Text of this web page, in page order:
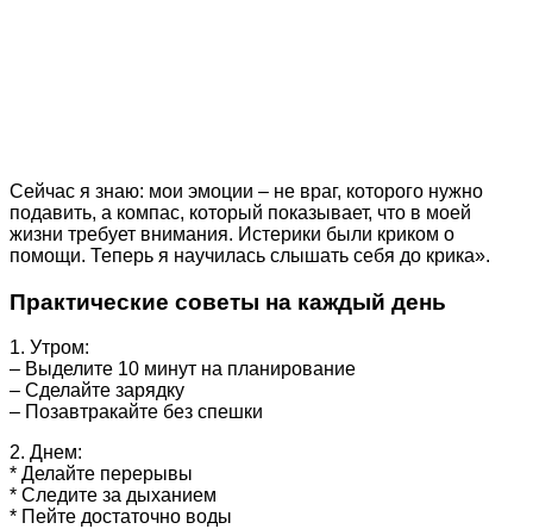
Сейчас я знаю: мои эмоции – не враг, которого нужно
подавить, а компас, который показывает, что в моей
жизни требует внимания. Истерики были криком о
помощи. Теперь я научилась слышать себя до крика».
Практические советы на каждый день
1. Утром:
– Выделите 10 минут на планирование
– Сделайте зарядку
– Позавтракайте без спешки
2. Днем:
* Делайте перерывы
* Следите за дыханием
* Пейте достаточно воды